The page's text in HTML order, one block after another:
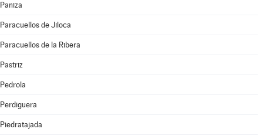
Paniza
Paracuellos de Jiloca
Paracuellos de la Ribera
Pastriz
Pedrola
Perdiguera
Piedratajada